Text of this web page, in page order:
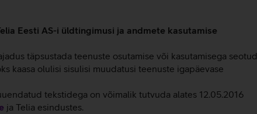
Eesti AS-i üldtingimusi ja andmete kasutamise
täpsustada teenuste osutamise või kasutamisega seotud
kaasa olulisi sisulisi muudatusi teenuste igapäevase
tekstidega on võimalik tutvuda alates 12.05.2016
ja Telia esindustes.